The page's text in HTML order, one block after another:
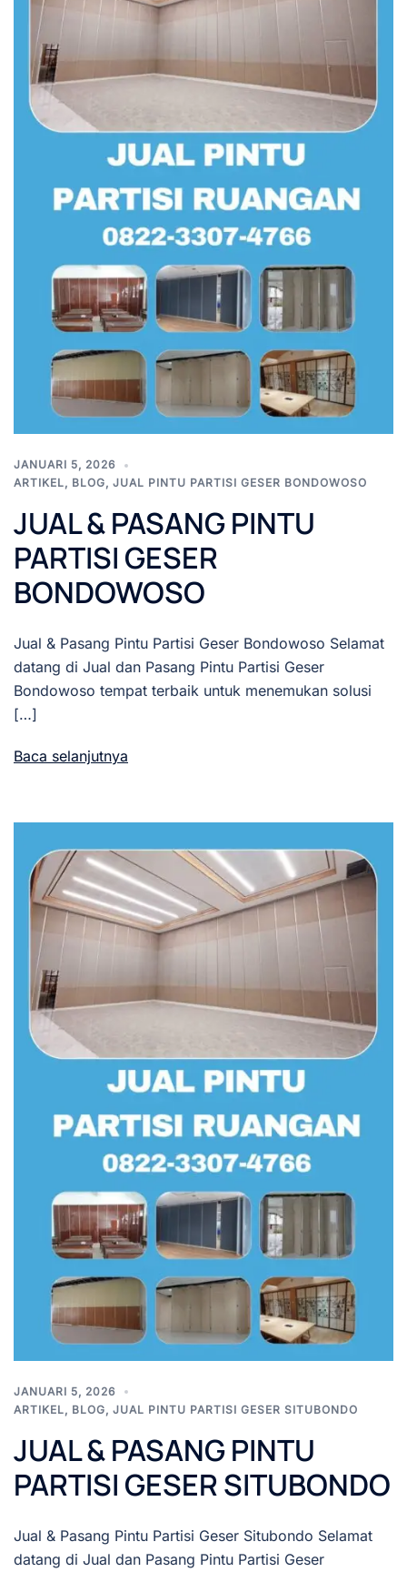
JANUARI 5, 2026
ARTIKEL, BLOG, JUAL PINTU PARTISI GESER BONDOWOSO
JUAL & PASANG PINTU
PARTISI GESER
BONDOWOSO
Jual & Pasang Pintu Partisi Geser Bondowoso Selamat
datang di Jual dan Pasang Pintu Partisi Geser
Bondowoso tempat terbaik untuk menemukan solusi
[…]
Baca selanjutnya
JANUARI 5, 2026
ARTIKEL, BLOG, JUAL PINTU PARTISI GESER SITUBONDO
JUAL & PASANG PINTU
PARTISI GESER SITUBONDO
Jual & Pasang Pintu Partisi Geser Situbondo Selamat
datang di Jual dan Pasang Pintu Partisi Geser